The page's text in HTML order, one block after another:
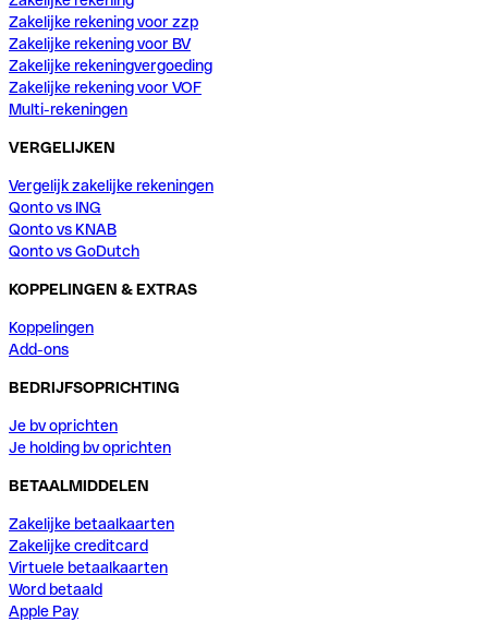
Zakelijke rekening voor zzp
Zakelijke rekening voor BV
Zakelijke rekeningvergoeding
Zakelijke rekening voor VOF
Multi-rekeningen
VERGELIJKEN
Vergelijk zakelijke rekeningen
Qonto vs ING
Qonto vs KNAB
Qonto vs GoDutch
KOPPELINGEN & EXTRAS
Koppelingen
Add-ons
BEDRIJFSOPRICHTING
Je bv oprichten
Je holding bv oprichten
BETAALMIDDELEN
Zakelijke betaalkaarten
Zakelijke creditcard
Virtuele betaalkaarten
Word betaald
Apple Pay